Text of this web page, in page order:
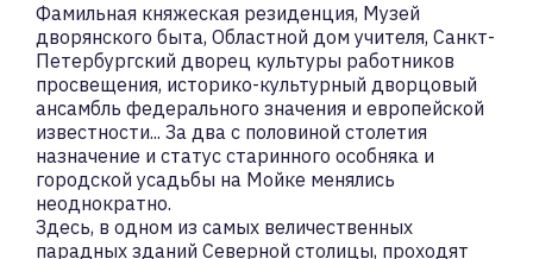
Фамильная княжеская резиденция, Музей
дворянского быта, Областной дом учителя, Санкт-
Петербургский дворец культуры работников
просвещения, историко-культурный дворцовый
ансамбль федерального значения и европейской
известности... За два с половиной столетия
назначение и статус старинного особняка и
городской усадьбы на Мойке менялись
неоднократно.
Здесь, в одном из самых величественных
парадных зданий Северной столицы, проходят